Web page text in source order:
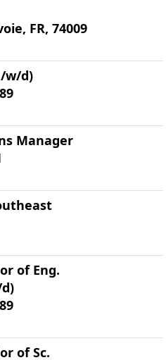
FR, 74009
w/d)
Manager
of Eng.
of Sc.